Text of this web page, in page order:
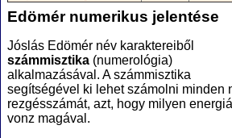
Edömér numerikus jelentése
Jóslás Edömér név karaktereiből
számmisztika (numerológia)
alkalmazásával. A számmisztika
segítségével ki lehet számolni minden
rezgésszámát, azt, hogy milyen
vonz magával.